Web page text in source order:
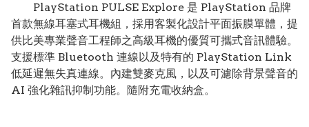
PlayStation PULSE Explore 是 PlayStation 品牌
首款無線耳塞式耳機組，採用客製化設計平面振膜單體，提
供比美專業聲音工程師之高級耳機的優質可攜式音訊體驗。
支援標準 Bluetooth 連線以及特有的 PlayStation Link
低延遲無失真連線。內建雙麥克風，以及可濾除背景聲音的
AI 強化雜訊抑制功能。隨附充電收納盒。